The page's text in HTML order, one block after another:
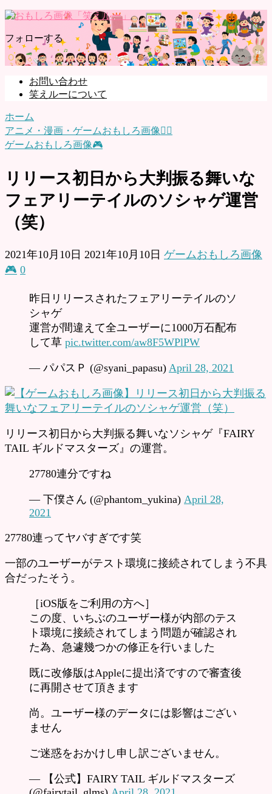
フォローする
お問い合わせ
笑えルーについて
ホーム
アニメ・漫画・ゲームおもしろ画像🧚‍♀️
ゲームおもしろ画像🎮
リリース初日から大判振る舞いな
フェアリーテイルのソシャゲ運営
（笑）
2021年10月10日 2021年10月10日 ゲームおもしろ画像
🎮 0
昨日リリースされたフェアリーテイルのソ
シャゲ
運営が間違えて全ユーザーに1000万石配布
して草 pic.twitter.com/aw8F5WPlPW
— パパスＰ (@syani_papasu) April 28, 2021
リリース初日から大判振る舞いなソシャゲ『FAIRY
TAIL ギルドマスターズ』の運営。
27780連分ですね
— 下僕さん (@phantom_yukina) April 28,
2021
27780連ってヤバすぎです笑
一部のユーザーがテスト環境に接続されてしまう不具
合だったそう。
［iOS版をご利用の方へ］
この度、いちぶのユーザー様が内部のテス
ト環境に接続されてしまう問題が確認され
た為、急遽幾つかの修正を行いました
既に改修版はAppleに提出済ですので審査後
に再開させて頂きます
尚。ユーザー様のデータには影響はござい
ません
ご迷惑をおかけし申し訳ございません。
— 【公式】FAIRY TAIL ギルドマスターズ